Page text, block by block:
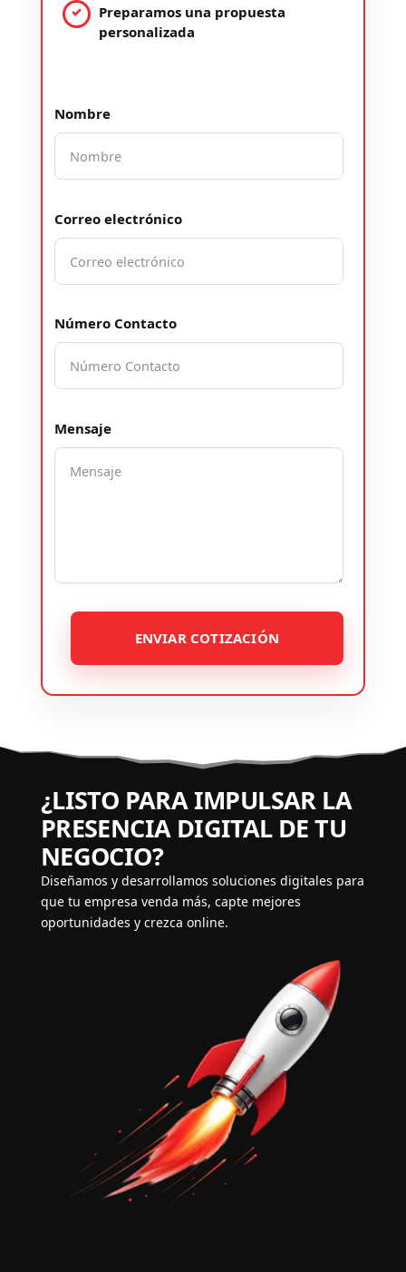
Preparamos una propuesta
personalizada
Nombre
Correo electrónico
Número Contacto
Mensaje
ENVIAR COTIZACIÓN
¿LISTO PARA IMPULSAR LA
PRESENCIA DIGITAL DE TU
NEGOCIO?
Diseñamos y desarrollamos soluciones digitales para
que tu empresa venda más, capte mejores
oportunidades y crezca online.